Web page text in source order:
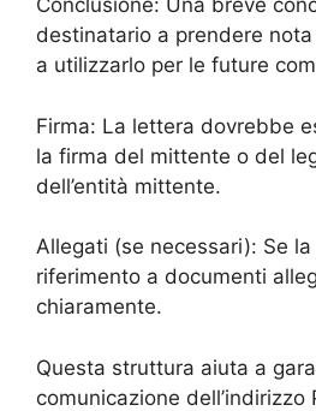
Conclusione: Una breve
destinatario a prendere nota
a utilizzarlo per le future
Firma: La lettera dovrebbe
la firma del mittente o del
dell’entità mittente.
Allegati (se necessari): Se
riferimento a documenti
chiaramente.
Questa struttura aiuta a
comunicazione